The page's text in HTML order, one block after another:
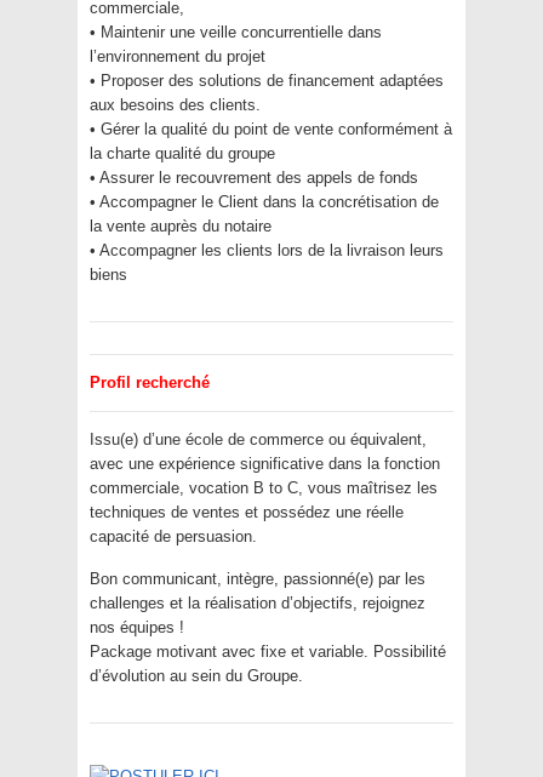
commerciale,
• Maintenir une veille concurrentielle dans
l’environnement du projet
• Proposer des solutions de financement adaptées
aux besoins des clients.
• Gérer la qualité du point de vente conformément à
la charte qualité du groupe
• Assurer le recouvrement des appels de fonds
• Accompagner le Client dans la concrétisation de
la vente auprès du notaire
• Accompagner les clients lors de la livraison leurs
biens
Profil recherché
Issu(e) d’une école de commerce ou équivalent,
avec une expérience significative dans la fonction
commerciale, vocation B to C, vous maîtrisez les
techniques de ventes et possédez une réelle
capacité de persuasion.
Bon communicant, intègre, passionné(e) par les
challenges et la réalisation d’objectifs, rejoignez
nos équipes !
Package motivant avec fixe et variable. Possibilité
d’évolution au sein du Groupe.